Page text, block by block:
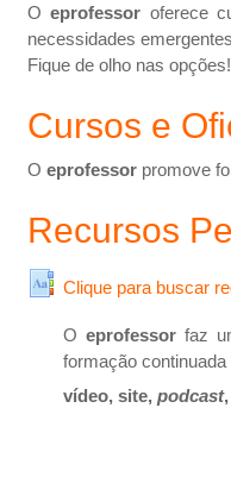
Oeprofessor oferece
necessidades
Fique de olho nas opções!
Cursos e
O eprofessor promove
Recursos
Clique para buscar
O eprofessorfaz
formação
vídeo, site, podcast